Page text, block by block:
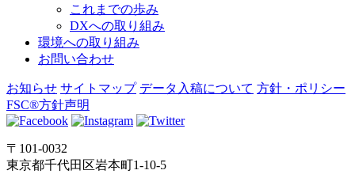
これまでの歩み
DXへの取り組み
環境への取り組み
お問い合わせ
お知らせ サイトマップ データ入稿について 方針・ポリシー
FSC®方針声明
〒101-0032
東京都千代田区岩本町1-10-5